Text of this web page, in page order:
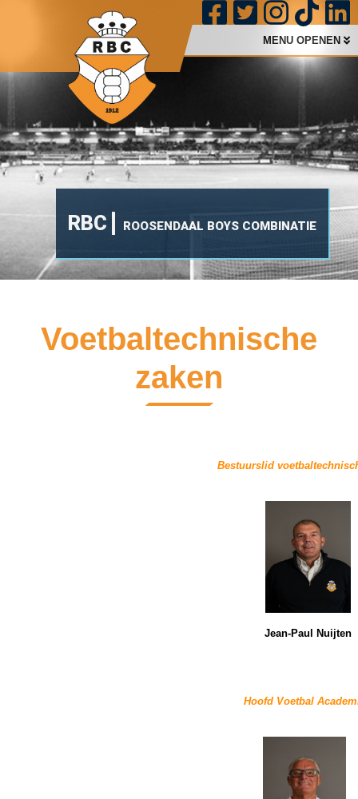
RBC ROOSENDAAL BOYS COMBINATIE
MENU OPENEN
Voetbaltechnische
zaken
Bestuurslid
Jean-Paul Nuijten
Hoofd Voetbal